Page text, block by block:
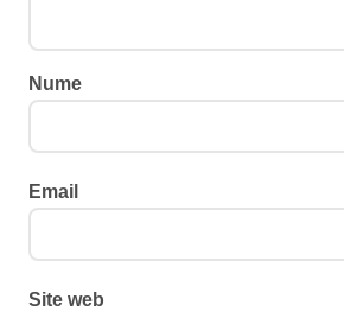
Nume
Email
Site web